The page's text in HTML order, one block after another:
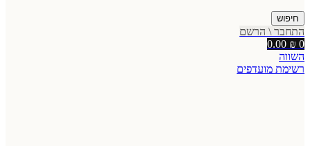
חיפוש
התחבר \ הרשם
0
0.00 ₪
השווה
רשימת מועדפים